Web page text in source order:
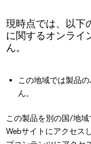
現時点では、以下
に関するオンライ
ん。
この地域では製品
ん。
この製品を別の国/地
Webサイトにアクセス